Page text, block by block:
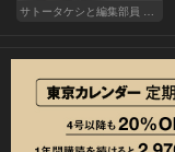
サトータケシと編集部員 船山の"CAR GENTSへの道"